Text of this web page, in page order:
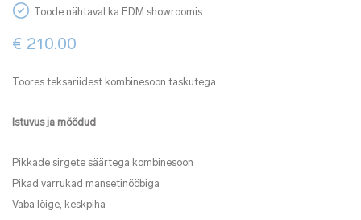
Toode nähtaval ka EDM showroomis.
€ 210.00
Toores teksariidest kombinesoon taskutega.
Istuvus ja mõõdud
Pikkade sirgete säärtega kombinesoon
Pikad varrukad mansetinööbiga
Vaba lõige, keskpiha